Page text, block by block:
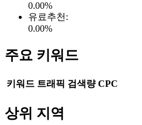
0.00%
유료추천 :
0.00%
주요 키워드
키워드 트래픽 검색량 CPC
상위 지역